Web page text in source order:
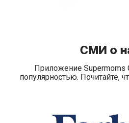
СМИ о
Приложение Supermoms
популярностью. Почитайте,